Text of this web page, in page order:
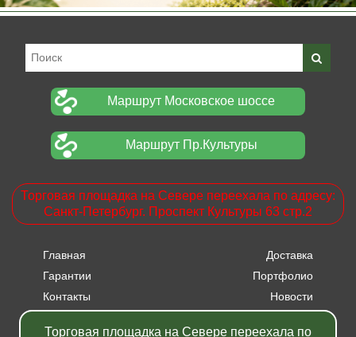
Маршрут Московское шоссе
Маршрут Пр.Культуры
Торговая площадка на Севере переехала по адресу:
Санкт-Петербург. Проспект Культуры 63 стр.2
Главная
Доставка
Гарантии
Портфолио
Контакты
Новости
Торговая площадка на Севере переехала по